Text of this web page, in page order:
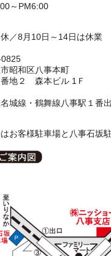
～PM6:00
／8月10日～14日は休業
昭和区八事本町
番地２ 森本ビル 1Ｆ
城線・鶴舞線八事駅１番
お客様駐車場と八事石坂